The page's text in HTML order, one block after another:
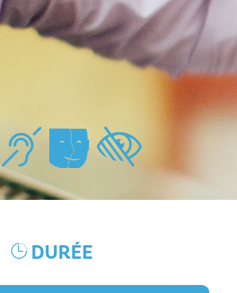
Handicap moteurHandicap auditif
Handicap mental/
DURÉE